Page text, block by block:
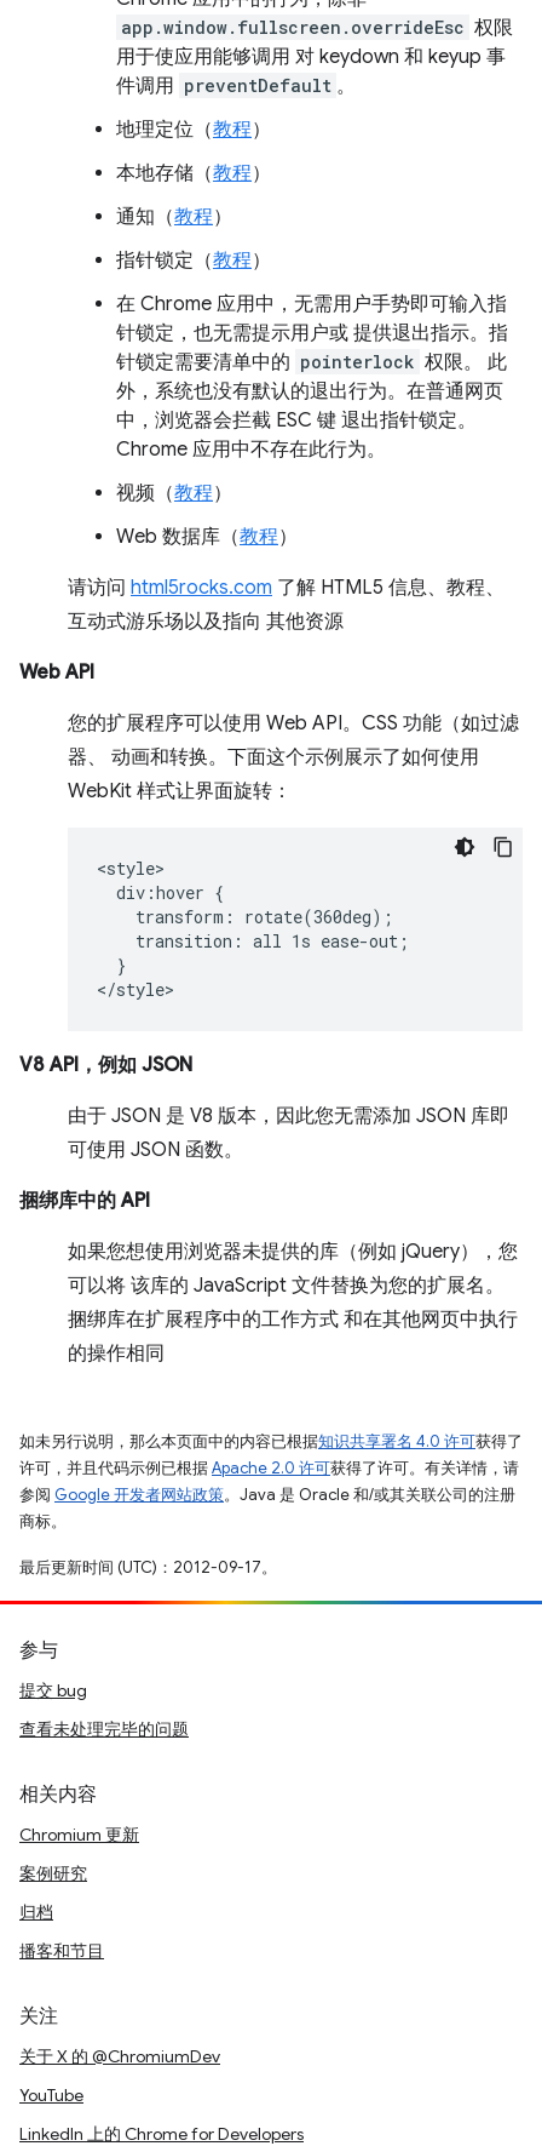
app.window.fullscreen.overrideEsc 权限
用于使应用能够调用 对 keydown 和 keyup 事
件调用 preventDefault 。
地理定位（教程）
本地存储（教程）
通知（教程）
指针锁定（教程）
在 Chrome 应用中，无需用户手势即可输入指
针锁定，也无需提示用户或 提供退出指示。指
针锁定需要清单中的 pointerlock 权限。 此
外，系统也没有默认的退出行为。在普通网页
中，浏览器会拦截 ESC 键 退出指针锁定。
Chrome 应用中不存在此行为。
视频（教程）
Web 数据库（教程）
请访问 html5rocks.com 了解 HTML5 信息、教程、
互动式游乐场以及指向 其他资源
Web API
您的扩展程序可以使用 Web API。CSS 功能（如过滤
器、 动画和转换。下面这个示例展示了如何使用
WebKit 样式让界面旋转：
<style>
  div:hover {
    transform: rotate(360deg);
    transition: all 1s ease-out;
  }
V8 API，例如 JSON
由于 JSON 是 V8 版本，因此您无需添加 JSON 库即
可使用 JSON 函数。
捆绑库中的 API
如果您想使用浏览器未提供的库（例如 jQuery），您
可以将 该库的 JavaScript 文件替换为您的扩展名。
捆绑库在扩展程序中的工作方式 和在其他网页中执行
的操作相同
如未另行说明，那么本页面中的内容已根据知识共享署名 4.0 许可获得了
许可，并且代码示例已根据Apache 2.0 许可获得了许可。有关详情，请
参阅 Google 开发者网站政策。Java 是 Oracle 和/或其关联公司的注册
商标。
最后更新时间 (UTC)：2012-09-17。
参与
提交 bug
查看未处理完毕的问题
相关内容
Chromium 更新
案例研究
归档
播客和节目
关注
关于 X 的 @ChromiumDev
YouTube
LinkedIn 上的 Chrome for Developers